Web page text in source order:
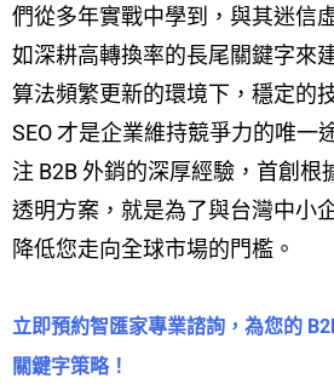
們從多年實戰中學到，與其迷信
如深耕高轉換率的長尾關鍵字來
算法頻繁更新的環境下，穩定的
SEO 才是企業維持競爭力的唯一
注 B2B 外銷的深厚經驗，首創根
透明方案，就是為了與台灣中小
降低您走向全球市場的門檻。
立即預約智匯家專業諮詢，為您的
關鍵字策略！